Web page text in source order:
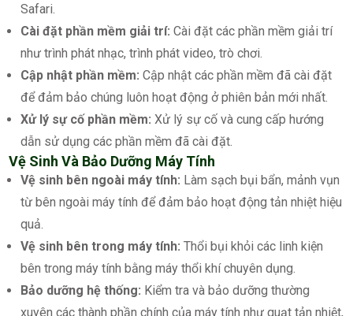
Safari.
Cài đặt phần mềm giải trí: Cài đặt các phần mềm giải trí
như trình phát nhạc, trình phát video, trò chơi.
Cập nhật phần mềm: Cập nhật các phần mềm đã cài đặt
để đảm bảo chúng luôn hoạt động ở phiên bản mới nhất.
Xử lý sự cố phần mềm: Xử lý sự cố và cung cấp hướng
dẫn sử dụng các phần mềm đã cài đặt.
Vệ Sinh Và Bảo Dưỡng Máy Tính
Vệ sinh bên ngoài máy tính: Làm sạch bụi bẩn, mảnh vụn
từ bên ngoài máy tính để đảm bảo hoạt động tản nhiệt hiệu
quả.
Vệ sinh bên trong máy tính: Thổi bụi khỏi các linh kiện
bên trong máy tính bằng máy thổi khí chuyên dụng.
Bảo dưỡng hệ thống: Kiểm tra và bảo dưỡng thường
xuyên các thành phần chính của máy tính như quạt tản nhiệt,